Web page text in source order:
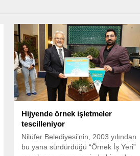
Hijyende örnek işletmeler
tescilleniyor
Nilüfer Belediyesi’nin, 2003 yılından
bu yana sürdürdüğü “Örnek İş Yeri”